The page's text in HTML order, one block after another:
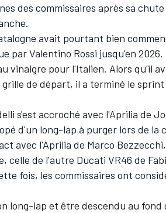
des commissaires après sa
avait pourtant bien
parValentino Rossi jusqu'en 2026.
vinaigre pour l'Italien. Alors qu'il
de départ, il a terminé le
s'est accroché avec l'Aprilia de
d'un long-lap à purger lors de la
avec l'Aprilia de Marco Bezzecchi
celle de l'autre Ducati VR46 de
fois, les commissaires ont
long-lap et être descendu au